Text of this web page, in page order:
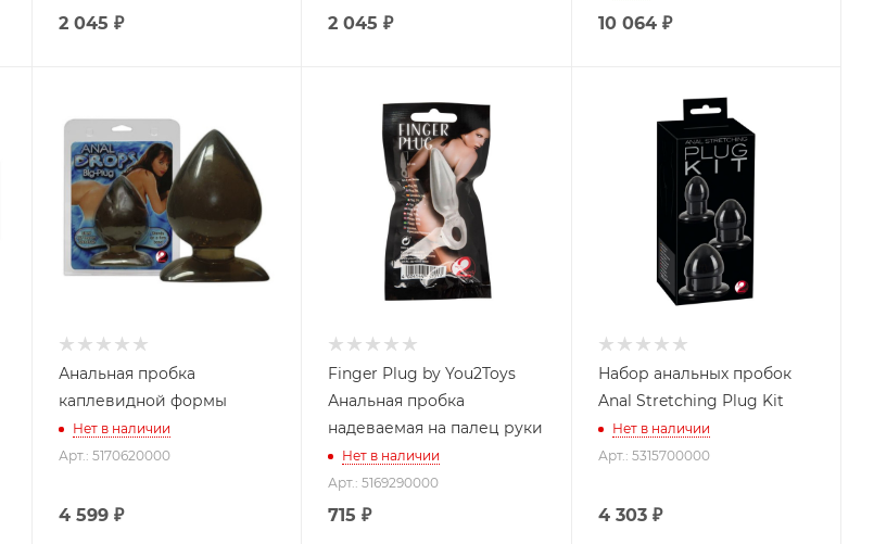
2 045 ₽ 2 045 ₽ 10 064₽
Анальная пробка
каплевидной формы
Нет в наличии
Арт.: 5170620000
4 599₽
Finger Plug by You2Toys
Анальная пробка
надеваемая на палец руки
Нет в наличии
Арт.: 5169290000
715 ₽
Набор анальных пробок
Anal Stretching Plug Kit
Нет в наличии
Арт.: 5315700000
4 303₽